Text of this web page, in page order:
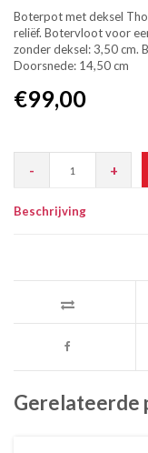
Boterpot met deksel
reliëf. Botervloot voor
zonder deksel: 3,50 cm.
Doorsnede: 14,50 cm
€99,00
- +
Beschrijving
Gerelateerde